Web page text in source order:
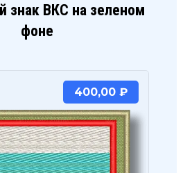
знак ВКС на зеленом
фоне
400,00 ₽